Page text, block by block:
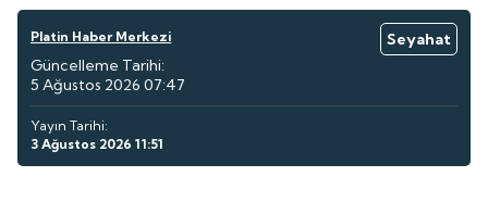
Platin Haber Merkezi
Seyahat
Güncelleme Tarihi:
5 Ağustos 2026 07:47
Yayın Tarihi:
3 Ağustos 2026 11:51